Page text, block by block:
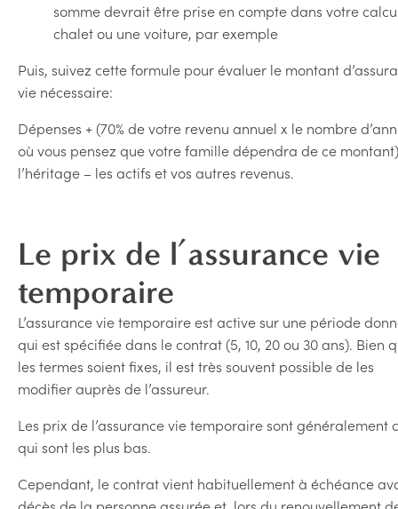
somme devrait être prise en compte dans votre
chalet ou une voiture, par exemple
Puis, suivez cette formule pour évaluer le montant
vie nécessaire:
Dépenses + (70% de votre revenu annuel x le nombre
où vous pensez que votre famille dépendra de ce
l’héritage – les actifs et vos autres revenus.
Le prix de l’assurance vie
temporaire
L’assurance vie temporaire est active sur une période
qui est spécifiée dans le contrat (5, 10, 20 ou 30 ans). Bien
les termes soient fixes, il est très souvent possible de les
modifier auprès de l’assureur.
Les prix de l’assurance vie temporaire sont généralement
qui sont les plus bas.
Cependant, le contrat vient habituellement à échéance